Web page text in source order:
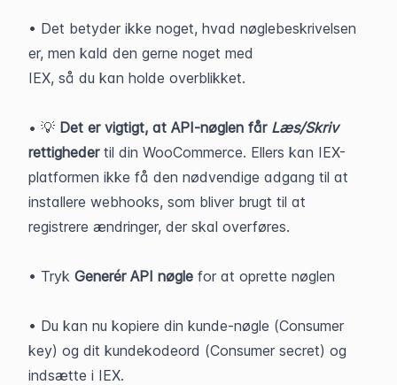
• Det betyder ikke noget, hvad nøglebeskrivelsen
er, men kald den gerne noget med
IEX, så du kan holde overblikket.
• 💡 Det er vigtigt, at API-nøglen får
Læs/Skriv
rettigheder til din WooCommerce. Ellers kan IEX-
platformen ikke få den nødvendige adgang til at
installere webhooks, som bliver brugt til at
registrere ændringer, der skal overføres.
• Tryk Generér API nøgle for at oprette nøglen
• Du kan nu kopiere din kunde-nøgle (Consumer
key) og dit kundekodeord (Consumer secret) og
indsætte i IEX.